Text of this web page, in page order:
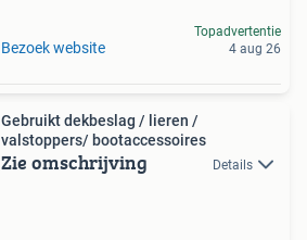
Bezoek website
Topadvertentie
4 aug 26
Gebruikt dekbeslag / lieren /
valstoppers/ bootaccessoires
Zie omschrijving Details